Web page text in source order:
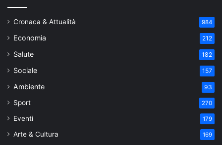
Cronaca & Attualità 984
Economia 212
Salute 182
Sociale 157
Ambiente 93
Sport 270
Eventi 179
Arte & Cultura 169